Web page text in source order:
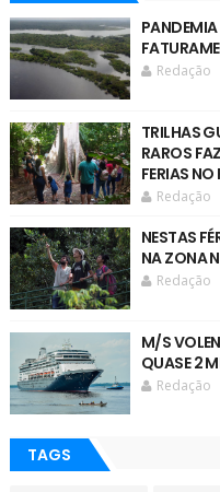
Redação
TRILHAS
RAROS
FERIAS
Redação
NESTAS
NA ZONA
Redação
M/S
QUASE 2
Redação
TAGS